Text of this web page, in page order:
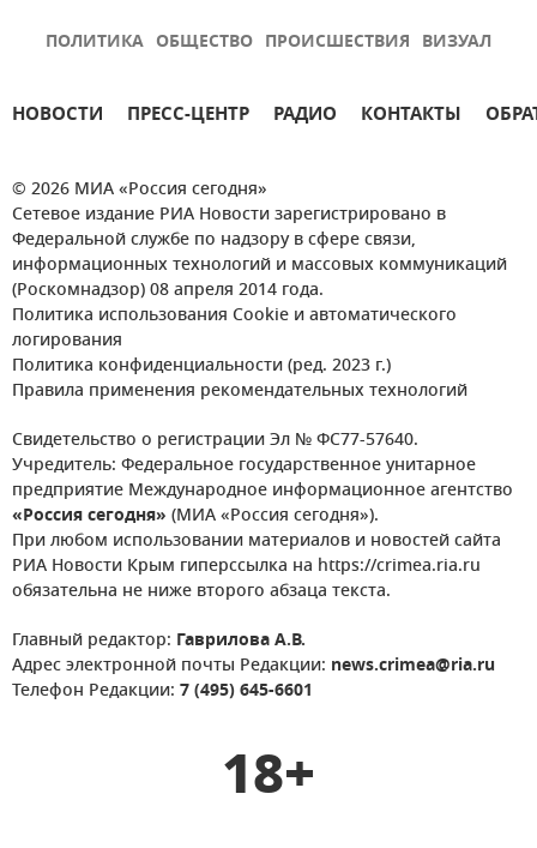
ПОЛИТИКА ОБЩЕСТВО ПРОИСШЕСТВИЯ ВИЗУАЛ
НОВОСТИ ПРЕСС-ЦЕНТР РАДИО КОНТАКТЫ
© 2026 МИА «Россия сегодня»
Сетевое издание РИА Новости зарегистрировано в
Федеральной службе по надзору в сфере связи,
информационных технологий и массовых коммуникаций
(Роскомнадзор) 08 апреля 2014 года.
Политика использования Cookie и автоматического
логирования
Политика конфиденциальности (ред. 2023 г.)
Правила применения рекомендательных технологий
Свидетельство о регистрации Эл № ФС77-57640.
Учредитель: Федеральное государственное унитарное
предприятие Международное информационное агентство
«Россия сегодня» (МИА «Россия сегодня»).
При любом использовании материалов и новостей сайта
РИА Новости Крым гиперссылка на https://crimea.ria.ru
обязательна не ниже второго абзаца текста.
Главный редактор: Гаврилова А.В.
Адрес электронной почты Редакции: news.crimea@ria.ru
Телефон Редакции: 7 (495) 645-6601
18+